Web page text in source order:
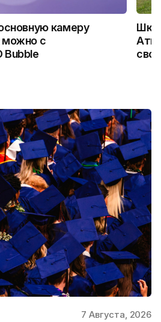
камеру
можно с
Bubble
7 Августа, 2026